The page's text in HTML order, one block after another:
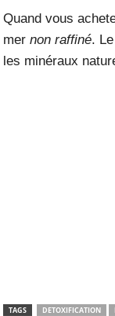
Quand vous
mer non raffiné.
les minéraux
TAGS DETOXIFICATION